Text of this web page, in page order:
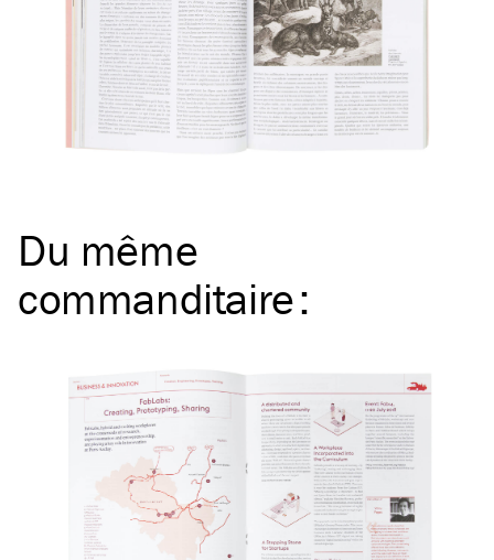
Du même
commanditaire: